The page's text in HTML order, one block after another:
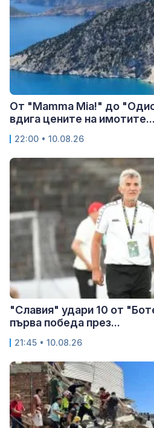
От "Mamma Mia!" до
вдига цените на имотите...
22:00 • 10.08.26
"Славия" удари 10 от
първа победа през...
21:45 • 10.08.26